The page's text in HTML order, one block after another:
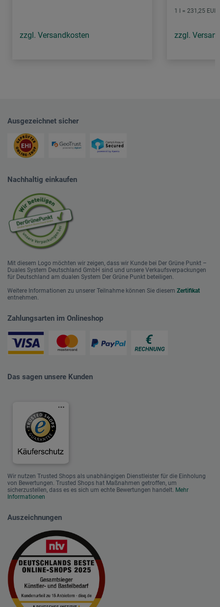
zzgl. Versandkosten
1 l = 231,25
zzgl.
Ausgezeichnet sicher
Nachhaltig einkaufen
Mit diesem Logo möchten wir zeigen, dass wir Kunde bei Der Grüne Punkt –
Duales System Deutschland GmbH sind und unsere Verkaufsverpackungen
für Deutschland am dualen System Der Grüne Punkt beteiligen.
Weitere Informationen zu unserer Teilnahme können Sie diesem Zertifikat
entnehmen.
Zahlungsarten im Onlineshop
Das sagen unsere Kunden
Wir nutzen Trusted Shops als unabhängigen Dienstleister für die Einholung
von Bewertungen. Trusted Shops hat Maßnahmen getroffen, um
sicherzustellen, dass es es sich um echte Bewertungen handelt. Mehr
Informationen
Auszeichnungen